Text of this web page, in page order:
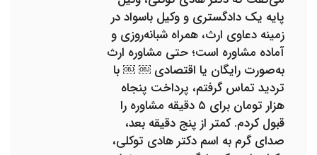
پایه یک دادگستری و وکیل باسواد در
زمینه دعاوی ارث، همراه شبانه‌روزی و
آماده مشاوره است؛ حتی مشاوره ارث
به‌صورت رایگان یا اقتصادی ￼ ￼ با
تردید تماس گرفتم، پرداخت پنجاه
هزار تومان برای ۵ دقیقه مشاوره را
قبول کردم. کمتر از پنج دقیقه بعد،
صدای گرم به اسم دکتر هادی توکلی،